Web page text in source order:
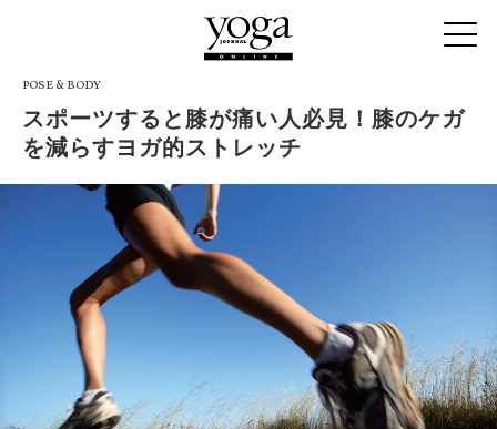
POSE & BODY
スポーツすると膝が痛い人必見！膝のケガ
を減らすヨガ的ストレッチ